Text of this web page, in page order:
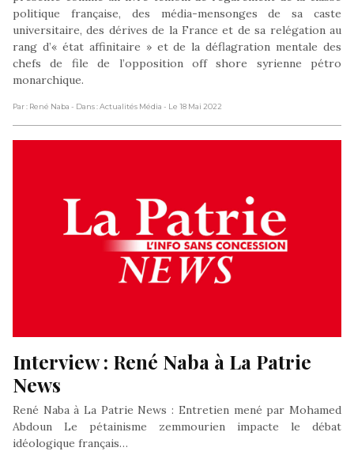
politique française, des média-mensonges de sa caste
universitaire, des dérives de la France et de sa relégation au
rang d’« état affinitaire » et de la déflagration mentale des
chefs de file de l’opposition off shore syrienne pétro
monarchique.
Par : René Naba - Dans : Actualités Média - Le 18 Mai 2022
Interview : René Naba à La Patrie
News
René Naba à La Patrie News : Entretien mené par Mohamed
Abdoun Le pétainisme zemmourien impacte le débat
idéologique français…